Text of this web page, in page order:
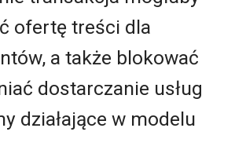
ofertę treści dla
a także blokować
dostarczanie usług
działające w modelu